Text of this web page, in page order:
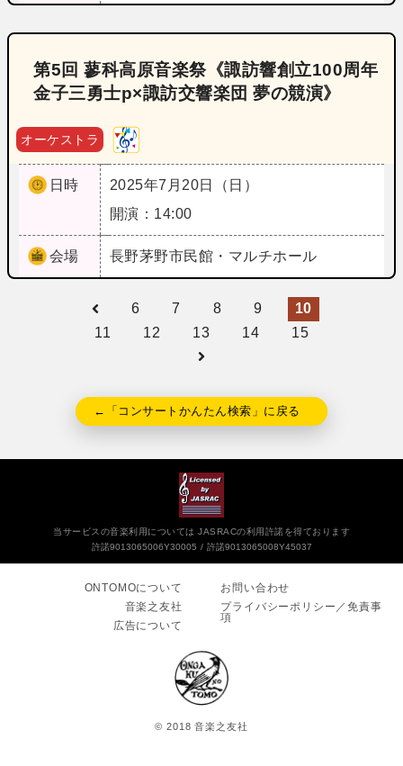
第5回 蓼科高原音楽祭《諏訪響創立100周年
金子三勇士p×諏訪交響楽団 夢の競演》
オーケストラ
日時
2025年7月20日（日）
開演：14:00
会場 長野茅野市民館・マルチホール
6 7 8 9
10
11
12 13 14 15
←「コンサートかんたん検索」に戻る
当サービスの音楽利用については JASRACの利用許諾を得ております
許諾9013065006Y30005
許諾9013065008Y45037
ONTOMOについて
音楽之友社
広告について
お問い合わせ
プライバシーポリシー／免責事
項
© 2018 音楽之友社